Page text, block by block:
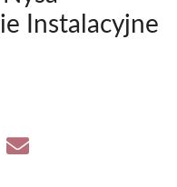
Instalacyjne
Share